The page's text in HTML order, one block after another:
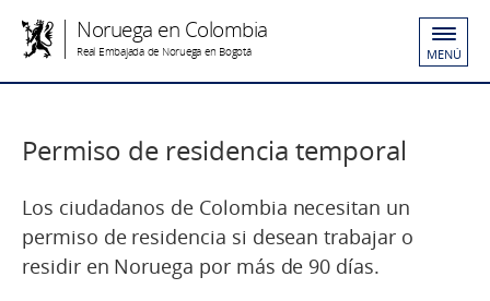
Noruega en Colombia
Real Embajada de Noruega en Bogotá MENÚ
Permiso de residencia temporal
Los ciudadanos de Colombia necesitan un
permiso de residencia si desean trabajar o
residir en Noruega por más de 90 días.